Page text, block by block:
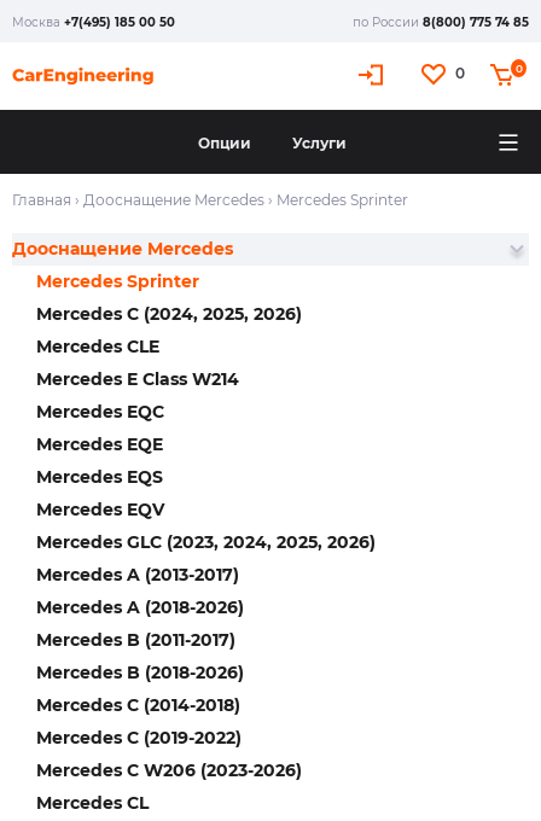
Москва +7(495) 185 00 50 по России 8(800) 775 74 85
0 0
Опции Услуги
Главная › Дооснащение Mercedes › Mercedes Sprinter
Дооснащение Mercedes
Mercedes C (2024, 2025, 2026)
Mercedes CLE
Mercedes E Class W214
Mercedes EQC
Mercedes EQE
Mercedes EQS
Mercedes EQV
Mercedes GLC (2023, 2024, 2025, 2026)
Mercedes A (2013-2017)
Mercedes A (2018-2026)
Mercedes B (2011-2017)
Mercedes B (2018-2026)
Mercedes C (2014-2018)
Mercedes C (2019-2022)
Mercedes C W206 (2023-2026)
Mercedes CL
Mercedes Sprinter